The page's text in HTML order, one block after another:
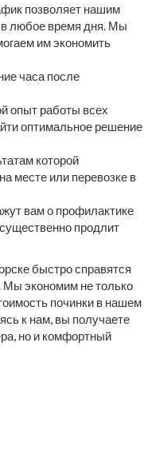
позволяет нашим
любое время дня. Мы
им экономить
часа после
опыт работы всех
оптимальное решение
которой
месте или перевозке в
вам о профилактике
продлит
быстро справятся
Мы экономим не только
починки в нашем
к нам, вы получаете
но и комфортный